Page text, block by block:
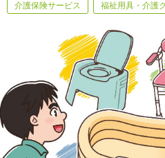
介護保険サービス 福祉用具・介護